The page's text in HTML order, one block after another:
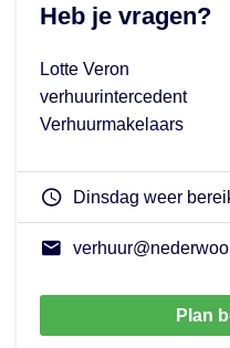
Heb je vragen?
Lotte Veron
verhuurintercedent
Verhuurmakelaars
Dinsdag weer
Plan